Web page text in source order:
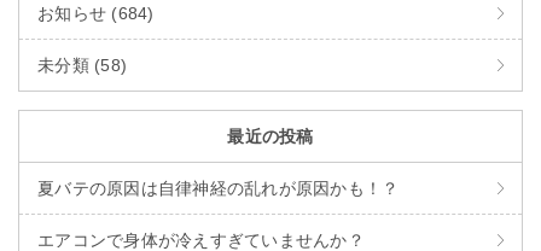
お知らせ (684)
未分類 (58)
最近の投稿
夏バテの原因は自律神経の乱れが原因かも！？
エアコンで身体が冷えすぎていませんか？